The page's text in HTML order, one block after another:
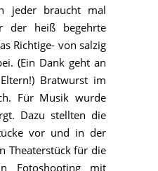
jeder braucht mal
der heiß begehrte
Richtige- von salzig
(Ein Dank geht an
Bratwurst im
Für Musik wurde
Dazu stellten die
vor und in der
Theaterstück für die
Fotoshooting mit